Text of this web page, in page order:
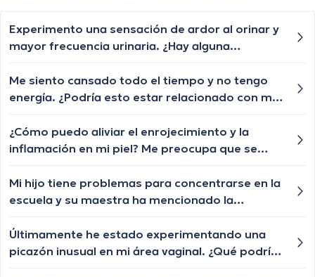
Experimento una sensación de ardor al orinar y
mayor frecuencia urinaria. ¿Hay alguna
se recomiendan?
Me siento cansado todo el tiempo y no tengo
energía. ¿Podría esto estar relacionado con mi
¿Cómo puedo aliviar el enrojecimiento y la
inflamación en mi piel? Me preocupa que se
Mi hijo tiene problemas para concentrarse en la
escuela y su maestra ha mencionado la
un diagnóstico y tratamiento?
Últimamente he estado experimentando una
picazón inusual en mi área vaginal. ¿Qué podría